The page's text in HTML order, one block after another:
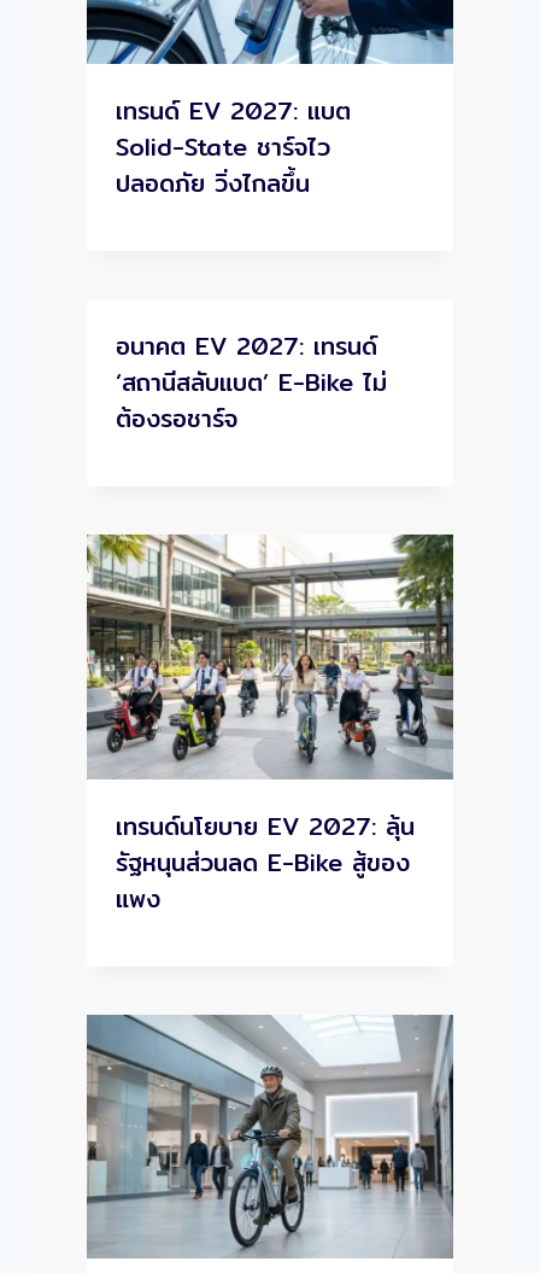
เทรนด์ EV 2027: แบต
Solid-State ชาร์จไว
ปลอดภัย วิ่งไกลขึ้น
อนาคต EV 2027: เทรนด์
‘สถานีสลับแบต’ E-Bike ไม่
ต้องรอชาร์จ
เทรนด์นโยบาย EV 2027: ลุ้น
รัฐหนุนส่วนลด E-Bike สู้ของ
แพง